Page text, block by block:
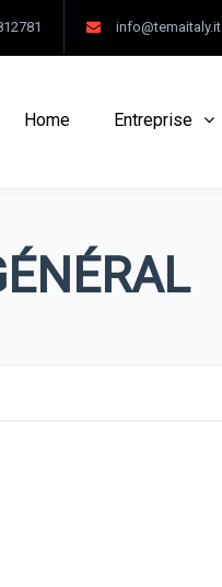
info@temaitaly.it
Home Entreprise